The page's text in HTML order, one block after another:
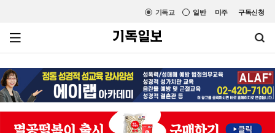
미주 구독신청
일반
기독교